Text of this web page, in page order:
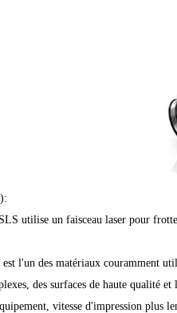
utilise un faisceau laser pour
l'un des matériaux couramment
des surfaces de haute qualité
vitesse d'impression plus